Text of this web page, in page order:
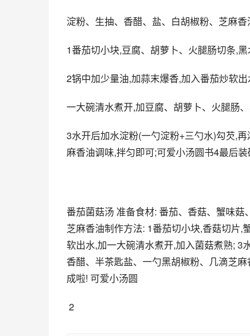
淀粉、生抽、香醋、盐、白胡椒粉、芝麻香
1番茄切小块,豆腐、胡萝卜、火腿肠切条,
2锅中加少量油,加蒜末爆香,加入番茄炒软出
一大碗清水煮开,加豆腐、胡萝卜、火腿肠
3水开后加水淀粉(一勺淀粉+三勺水)勾芡,
麻香油调味,拌匀即可;可爱小汤圆书4最后
番茄菌菇汤 准备食材: 番茄、香菇、蟹味
芝麻香油制作方法: 1番茄切小块,香菇切片,
软出水,加一大碗清水煮开,加入菌菇煮熟; 3
香醋、半茶匙盐、一勺黑胡椒粉、几滴芝
成啦! 可爱小汤圆
2